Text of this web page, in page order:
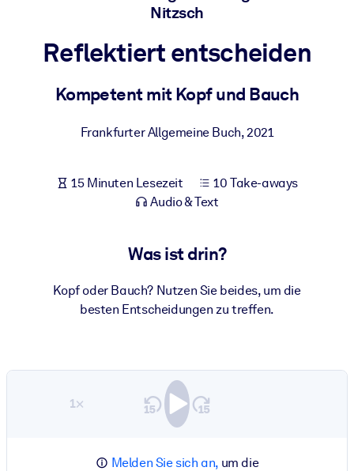
Gesundheit & Wohlbefinden
NACH SYSTEM
Für LMS/LXP
Integrieren Sie kompaktes, verifiziertes Wissen in Ihr LMS/LXP für
Für Unternehmensbibliotheken
Bereichern Sie Ihre Unternehmensbibliothek mit
Ihrer KI-Systeme zu optimieren.
Nitzsch
Reflektiert entscheiden
Kompetent mit Kopf und Bauch
Frankfurter Allgemeine Buch,2021
15 Minuten Lesezeit
10 Take-aways
Audio & Text
Was ist drin?
Kopf oder Bauch? Nutzen Sie beides, um die
besten Entscheidungen zu treffen.
1×
Melden Sie sich an,um die